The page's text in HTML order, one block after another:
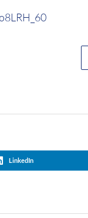
LinkedIn